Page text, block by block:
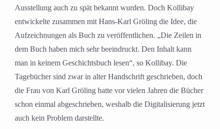
Ausstellung auch zu spät bekannt wurden. Doch Kollibay
entwickelte zusammen mit Hans-Karl Gröling die Idee, die
Aufzeichnungen als Buch zu veröffentlichen. „Die Zeilen in
dem Buch haben mich sehr beeindruckt. Den Inhalt kann
man in keinem Geschichtsbuch lesen“, so Kollibay. Die
Tagebücher sind zwar in alter Handschrift geschrieben, doch
die Frau von Karl Gröling hatte vor vielen Jahren die Bücher
schon einmal abgeschrieben, weshalb die Digitalisierung jetzt
auch kein Problem darstellte.